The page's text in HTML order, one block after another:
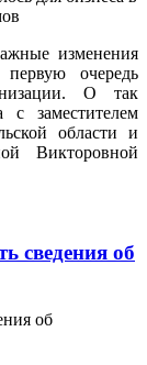
изменения
первую очередь
О так
с заместителем
области и
Викторовной
сведения об